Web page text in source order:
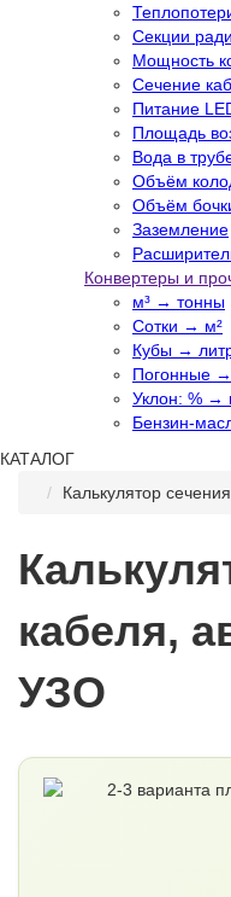
Секции
Мощность
Сечение
Питание
Площадь
Вода в
Объём
Объём
Заземление
Конвертеры и
м³ → тонны
Сотки → м²
Кубы →
Погонные
Уклон: % →
Бензин-
КАТАЛОГ
Калькулятор
кабеля,
УЗО